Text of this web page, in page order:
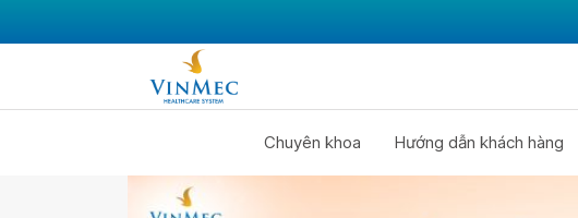
Chuyên khoa Hướng dẫn khách hàng